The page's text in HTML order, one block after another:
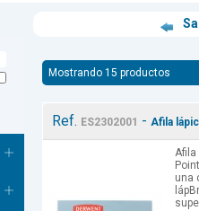
Mostrando 15 productos
Ref. ES2302001 - Afila
una